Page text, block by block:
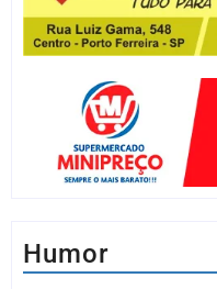
Humor